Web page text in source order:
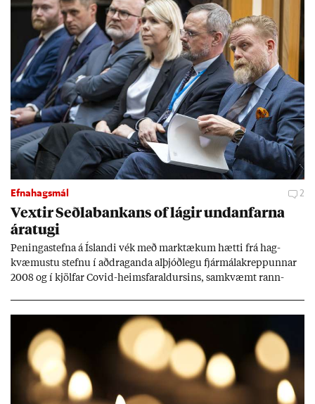
Efnahagsmál 2
Vext­ir Seðla­bank­ans of lág­ir und­an­farna
ára­tugi
Pen­inga­stefna á Ís­landi vék með mark­tæk­um hætti frá hag­
kvæm­ustu stefnu í að­drag­anda al­þjóð­legu fjár­málakrepp­unn­ar
2008 og í kjöl­far Covid-heims­far­ald­urs­ins, sam­kvæmt rann­